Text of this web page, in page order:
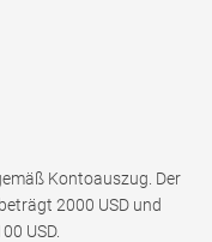
Kontoauszug. Der
2000 USD und
USD.